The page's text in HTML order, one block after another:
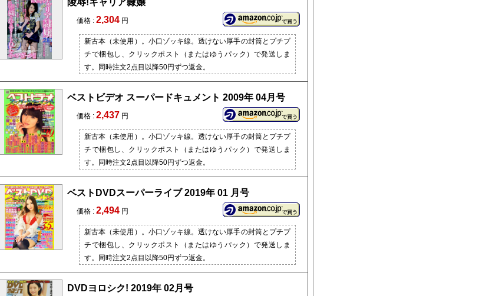
陵辱!キャリア隷嬢
価格 : 2,304 円
新古本（未使用）。小口ゾッキ線。透けない厚手の封筒とプチプ
チで梱包し、クリックポスト（またはゆうパック）で発送しま
す。同時注文2点目以降50円ずつ返金。
ベストビデオ スーパードキュメント 2009年 04月号
価格 : 2,437 円
新古本（未使用）。小口ゾッキ線。透けない厚手の封筒とプチプ
チで梱包し、クリックポスト（またはゆうパック）で発送しま
す。同時注文2点目以降50円ずつ返金。
ベストDVDスーパーライブ 2019年 01 月号
価格 : 2,494 円
新古本（未使用）。小口ゾッキ線。透けない厚手の封筒とプチプ
チで梱包し、クリックポスト（またはゆうパック）で発送しま
す。同時注文2点目以降50円ずつ返金。
DVDヨロシク! 2019年 02月号